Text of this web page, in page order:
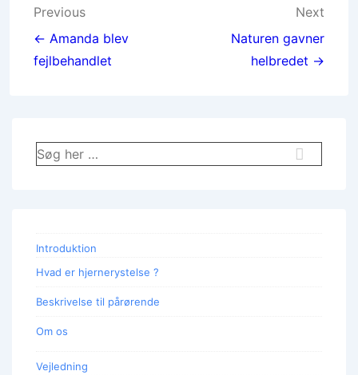
Indlægsnavigation
Previous
← Amanda blev
fejlbehandlet
Next
Naturen gavner
helbredet →
Søg
efter:
Introduktion
Hvad er hjernerystelse ?
Beskrivelse til pårørende
Om os
Vejledning